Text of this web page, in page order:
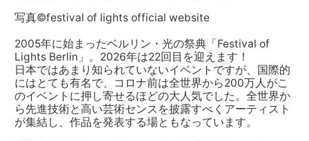
写真©festival of lights official website
2005年に始まったベルリン・光の祭典「Festival of
Lights Berlin」。2026年は22回目を迎えます！
日本ではあまり知られていないイベントですが、国際的
にはとても有名で、コロナ前は全世界から200万人がこ
のイベントに押し寄せるほどの大人気でした。全世界か
ら先進技術と高い芸術センスを披露すべくアーティスト
が集結し、作品を発表する場ともなっています。